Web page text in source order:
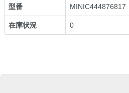
型番 MINIC444876817
在庫状況 0